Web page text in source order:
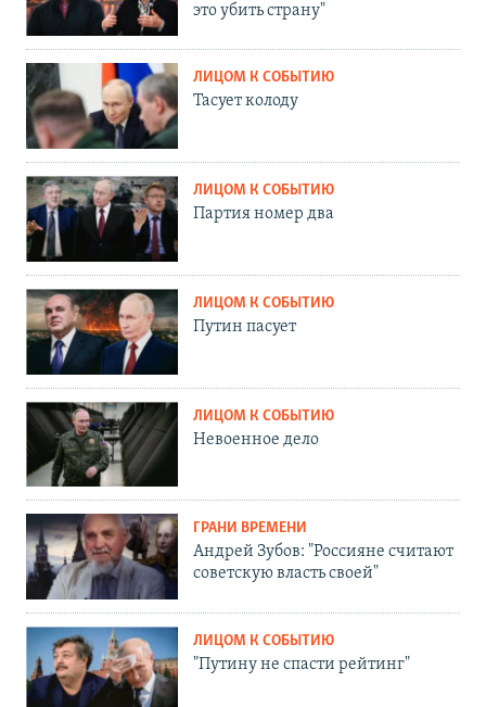
это убить страну"
ЛИЦОМ К СОБЫТИЮ
Тасует колоду
ЛИЦОМ К СОБЫТИЮ
Партия номер два
ЛИЦОМ К СОБЫТИЮ
Путин пасует
ЛИЦОМ К СОБЫТИЮ
Невоенное дело
ГРАНИ ВРЕМЕНИ
Андрей Зубов: "Россияне считают
советскую власть своей"
ЛИЦОМ К СОБЫТИЮ
"Путину не спасти рейтинг"